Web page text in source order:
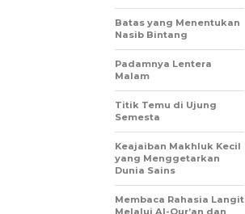
Batas yang Menentukan
Nasib Bintang
Padamnya Lentera
Malam
Titik Temu di Ujung
Semesta
Keajaiban Makhluk Kecil
yang Menggetarkan
Dunia Sains
Membaca Rahasia Langit
Melalui Al-Qur’an dan